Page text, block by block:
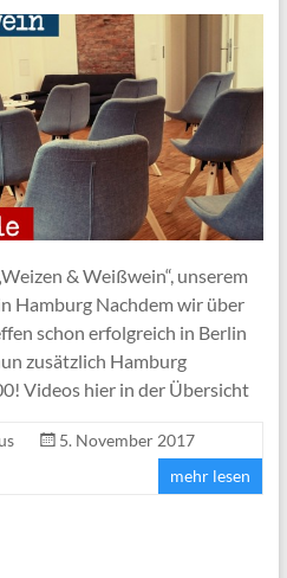
& Weißwein“, unserem
Hamburg Nachdem wir über
schon erfolgreich in Berlin
zusätzlich Hamburg
Videos hier in der Übersicht
5. November 2017
mehr lesen